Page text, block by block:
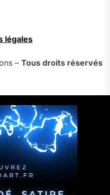
légales
– Tous droits réservés